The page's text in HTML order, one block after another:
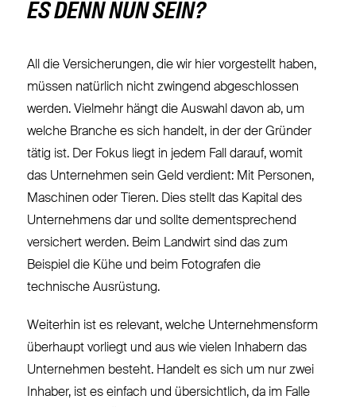
ES DENN NUN SEIN?
All die Versicherungen, die wir hier vorgestellt haben,
müssen natürlich nicht zwingend abgeschlossen
werden. Vielmehr hängt die Auswahl davon ab, um
welche Branche es sich handelt, in der der Gründer
tätig ist. Der Fokus liegt in jedem Fall darauf, womit
das Unternehmen sein Geld verdient: Mit Personen,
Maschinen oder Tieren. Dies stellt das Kapital des
Unternehmens dar und sollte dementsprechend
versichert werden. Beim Landwirt sind das zum
Beispiel die Kühe und beim Fotografen die
technische Ausrüstung.
Weiterhin ist es relevant, welche Unternehmensform
überhaupt vorliegt und aus wie vielen Inhabern das
Unternehmen besteht. Handelt es sich um nur zwei
Inhaber, ist es einfach und übersichtlich, da im Falle